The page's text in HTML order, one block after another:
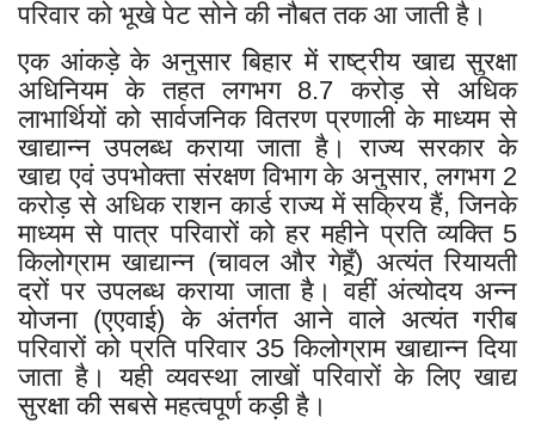
परिवार को भूखे पेट सोने की नौबत तक आ जाती है।
एक आंकड़े के अनुसार बिहार में राष्ट्रीय खाद्य सुरक्षा
अधिनियम के तहत लगभग 8.7 करोड़ से अधिक
लाभार्थियों को सार्वजनिक वितरण प्रणाली के माध्यम से
खाद्यान्न उपलब्ध कराया जाता है। राज्य सरकार के
खाद्य एवं उपभोक्ता संरक्षण विभाग के अनुसार, लगभग 2
करोड़ से अधिक राशन कार्ड राज्य में सक्रिय हैं, जिनके
माध्यम से पात्र परिवारों को हर महीने प्रति व्यक्ति 5
किलोग्राम खाद्यान्न (चावल और गेहूँ) अत्यंत रियायती
दरों पर उपलब्ध कराया जाता है। वहीं अंत्योदय अन्न
योजना (एएवाई) के अंतर्गत आने वाले अत्यंत गरीब
परिवारों को प्रति परिवार 35 किलोग्राम खाद्यान्न दिया
जाता है। यही व्यवस्था लाखों परिवारों के लिए खाद्य
सुरक्षा की सबसे महत्वपूर्ण कड़ी है।